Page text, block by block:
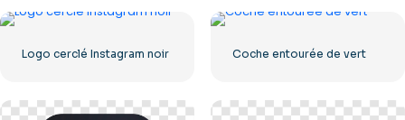
Logo cerclé Instagram noir Coche entourée de vert